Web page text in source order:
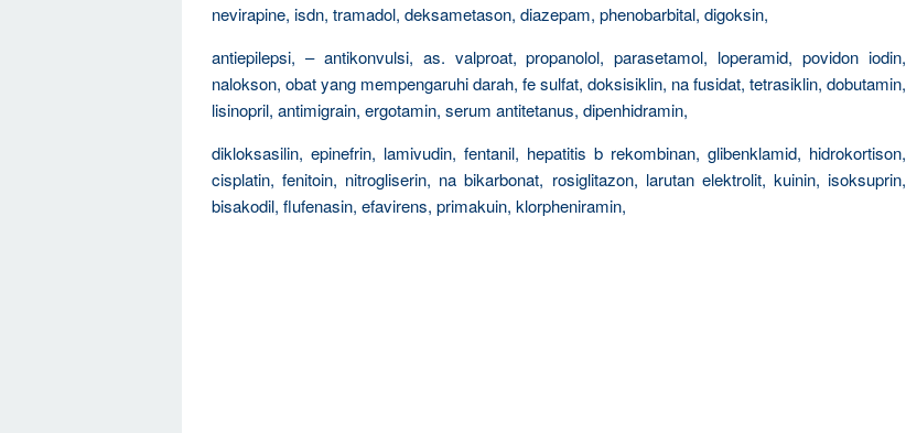
nevirapine, isdn, tramadol, deksametason, diazepam, phenobarbital, digoksin,
antiepilepsi, – antikonvulsi, as. valproat, propanolol, parasetamol, loperamid, povidon iodin,
nalokson, obat yang mempengaruhi darah, fe sulfat, doksisiklin, na fusidat, tetrasiklin, dobutamin,
lisinopril, antimigrain, ergotamin, serum antitetanus, dipenhidramin,
dikloksasilin, epinefrin, lamivudin, fentanil, hepatitis b rekombinan, glibenklamid, hidrokortison,
cisplatin, fenitoin, nitrogliserin, na bikarbonat, rosiglitazon, larutan elektrolit, kuinin, isoksuprin,
bisakodil, flufenasin, efavirens, primakuin, klorpheniramin,